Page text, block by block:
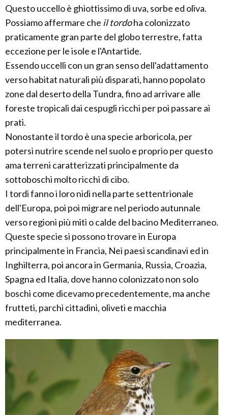
Questo uccello è ghiottissimo di uva, sorbe ed oliva.
Possiamo affermare che il tordoha colonizzato
praticamente gran parte del globo terrestre, fatta
eccezione per le isole e l'Antartide.
Essendo uccelli con un gran senso dell'adattamento
verso habitat naturali più disparati, hanno popolato
zone dal deserto della Tundra, fino ad arrivare alle
foreste tropicali dai cespugli ricchi per poi passare ai
prati.
Nonostante il tordo è una specie arboricola, per
potersi nutrire scende nel suolo e proprio per questo
ama terreni caratterizzati principalmente da
sottoboschi molto ricchi di cibo.
I tordi fanno i loro nidi nella parte settentrionale
dell'Europa, poi poi migrare nel periodo autunnale
verso regioni più miti o calde del bacino Mediterraneo.
Queste specie si possono trovare in Europa
principalmente in Francia, Nei paesi scandinavi ed in
Inghilterra, poi ancora in Germania, Russia, Croazia,
Spagna ed Italia, dove hanno colonizzato non solo
boschi come dicevamo precedentemente, ma anche
frutteti, parchi cittadini, oliveti e macchia
mediterranea.